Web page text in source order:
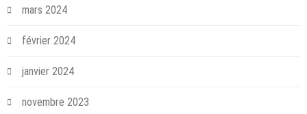
mars 2024
février 2024
janvier 2024
novembre 2023